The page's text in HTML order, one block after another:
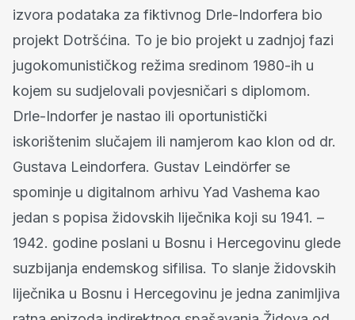
izvora podataka za fiktivnog Drle-Indorfera bio
projekt Dotršćina. To je bio projekt u zadnjoj fazi
jugokomunističkog režima sredinom 1980-ih u
kojem su sudjelovali povjesničari s diplomom.
Drle-Indorfer je nastao ili oportunistički
iskorištenim slučajem ili namjerom kao klon od dr.
Gustava Leindorfera. Gustav Leindörfer se
spominje u digitalnom arhivu Yad Vashema kao
jedan s popisa židovskih liječnika koji su 1941. –
1942. godine poslani u Bosnu i Hercegovinu glede
suzbijanja endemskog sifilisa. To slanje židovskih
liječnika u Bosnu i Hercegovinu je jedna zanimljiva